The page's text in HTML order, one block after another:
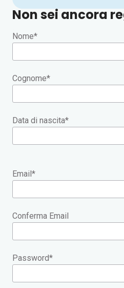
Non sei ancora
Nome*
Cognome*
Data di nascita*
Email*
Conferma Email
Password*